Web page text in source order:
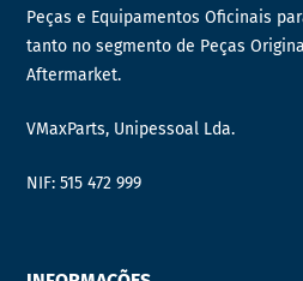
Peças e Equipamentos Oficinais
tanto no segmento de Peças
Aftermarket.
VMaxParts, Unipessoal Lda.
NIF: 515 472 999